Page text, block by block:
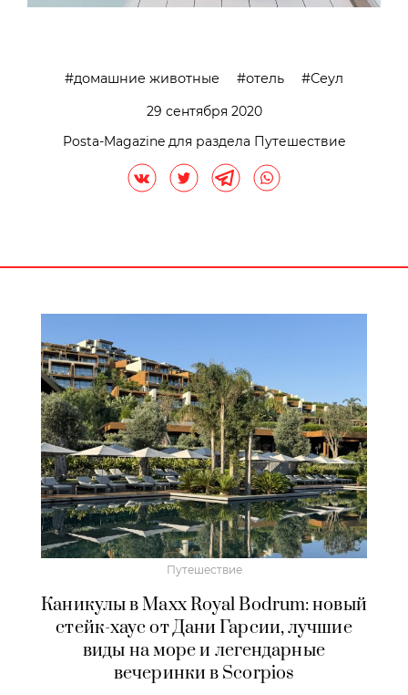
домашние животные отель
Сеул
29 сентября 2020
Posta-Magazine для раздела Путешествие
Путешествие
Каникулы в Maxx Royal Bodrum: новый
стейк-хаус от Дани Гарсии, лучшие
виды на море и легендарные
вечеринки в Scorpios